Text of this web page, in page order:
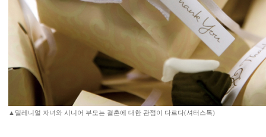
▲밀레니얼 자녀와 시니어 부모는 결혼에 대한 관점이 다르다(셔터스톡)